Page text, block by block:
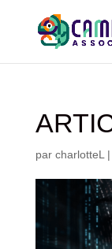
par charlotteL |